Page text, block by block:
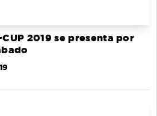
2019 se presenta por